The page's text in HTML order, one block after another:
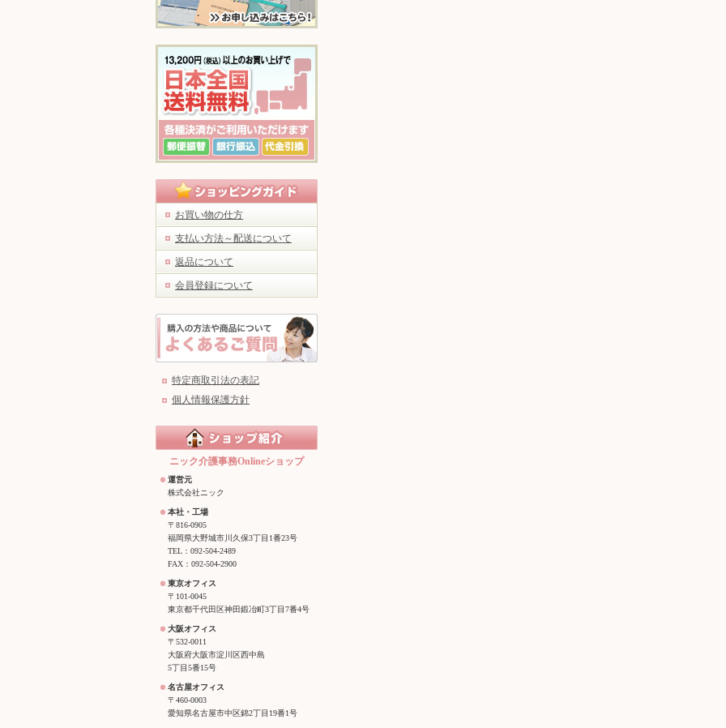
お買い物の仕方
支払い方法～配送について
返品について
会員登録について
特定商取引法の表記
個人情報保護方針
ニック介護事務Onlineショップ
運営元
株式会社ニック
本社・工場
〒816-0905
福岡県大野城市川久保3丁目1番23号
TEL：092-504-2489
FAX：092-504-2900
東京オフィス
〒101-0045
東京都千代田区神田鍛冶町3丁目7番4号
大阪オフィス
〒532-0011
大阪府大阪市淀川区西中島
5丁目5番15号
名古屋オフィス
〒460-0003
愛知県名古屋市中区錦2丁目19番1号